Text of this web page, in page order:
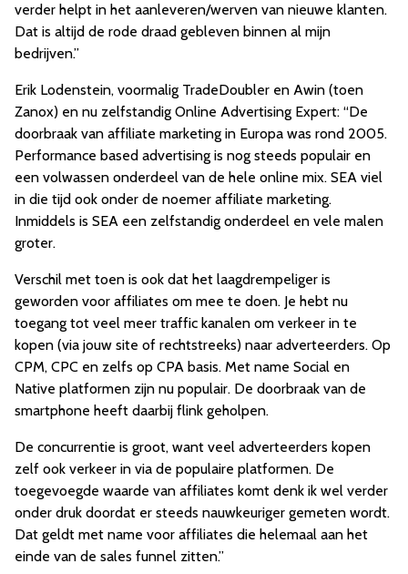
verder helpt in het aanleveren/werven van nieuwe klanten.
Dat is altijd de rode draad gebleven binnen al mijn
bedrijven.”
Erik Lodenstein, voormalig TradeDoubler en Awin (toen
Zanox) en nu zelfstandig Online Advertising Expert: “De
doorbraak van affiliate marketing in Europa was rond 2005.
Performance based advertising is nog steeds populair en
een volwassen onderdeel van de hele online mix. SEA viel
in die tijd ook onder de noemer affiliate marketing.
Inmiddels is SEA een zelfstandig onderdeel en vele malen
groter.
Verschil met toen is ook dat het laagdrempeliger is
geworden voor affiliates om mee te doen. Je hebt nu
toegang tot veel meer traffic kanalen om verkeer in te
kopen (via jouw site of rechtstreeks) naar adverteerders. Op
CPM, CPC en zelfs op CPA basis. Met name Social en
Native platformen zijn nu populair. De doorbraak van de
smartphone heeft daarbij flink geholpen.
De concurrentie is groot, want veel adverteerders kopen
zelf ook verkeer in via de populaire platformen. De
toegevoegde waarde van affiliates komt denk ik wel verder
onder druk doordat er steeds nauwkeuriger gemeten wordt.
Dat geldt met name voor affiliates die helemaal aan het
einde van de sales funnel zitten.”